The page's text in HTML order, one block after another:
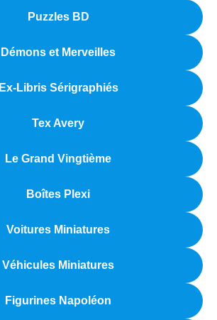
Puzzles BD
Démons et Merveilles
Ex-Libris Sérigraphiés
Tex Avery
Le Grand Vingtième
Boîtes Plexi
Voitures Miniatures
Véhicules Miniatures
Figurines Napoléon